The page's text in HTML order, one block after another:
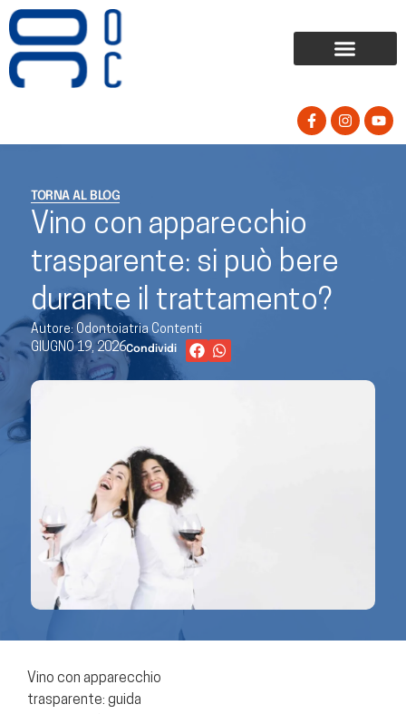
TORNA AL BLOG
Vino con apparecchio
trasparente: si può bere
durante il trattamento?
Autore: Odontoiatria Contenti
GIUGNO 19, 2026Condividi
Vino con apparecchio
trasparente: guida